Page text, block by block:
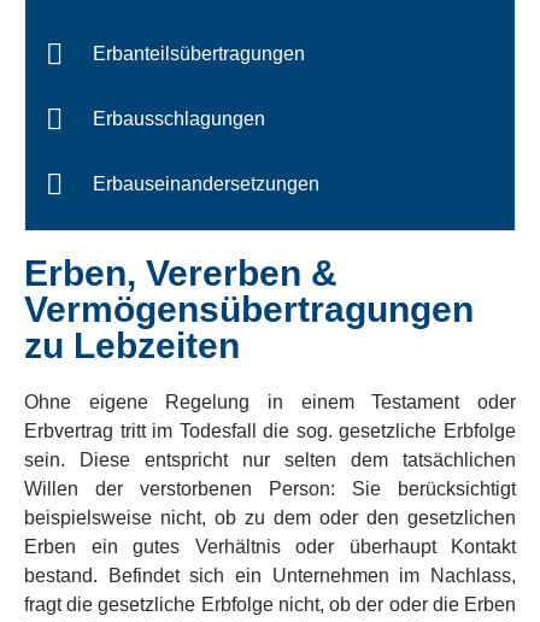
Erben, Vererben &
Vermögensübertragungen
zu Lebzeiten
Ohne eigene Regelung in einem Testament oder
Erbvertrag tritt im Todesfall die sog. gesetzliche Erbfolge
sein. Diese entspricht nur selten dem tatsächlichen
Willen der verstorbenen Person: Sie berücksichtigt
beispielsweise nicht, ob zu dem oder den gesetzlichen
Erben ein gutes Verhältnis oder überhaupt Kontakt
bestand. Befindet sich ein Unternehmen im Nachlass,
fragt die gesetzliche Erbfolge nicht, ob der oder die Erben
Erbanteilsübertragungen
Erbausschlagungen
Erbauseinandersetzungen